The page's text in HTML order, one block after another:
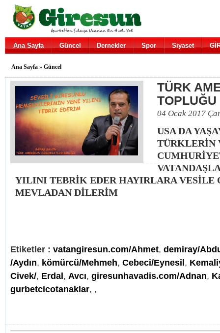
Ana Sayfa Güncel Dernekler Spor Siyaset
Ana Sayfa » Güncel
TÜRK
04 Ocak 2017
USA DA
TÜRKLERİN
YILINI TEBRİK EDER HAYIRLARA VESİLE
MEVLADAN DİLERİM
Etiketler : vatangiresun.com/Ahmet, demiray/
/Aydın, kömürcü/Mehmeh, Cebeci/Eynesil,
Civek/, Erdal, Avcı, giresunhavadis.com/Adnan,
gurbetcicotanaklar, ,